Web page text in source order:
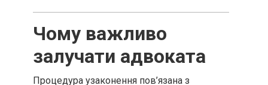
Чому важливо
залучати адвоката
Процедура узаконення пов’язана з